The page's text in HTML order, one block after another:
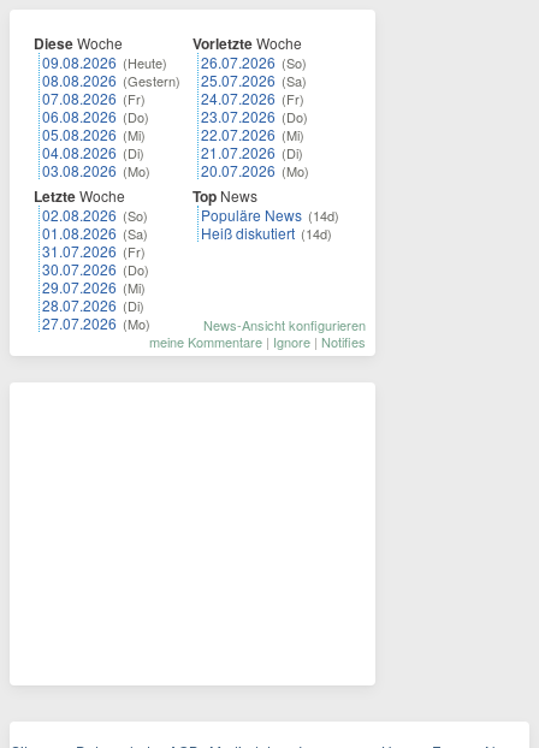
DieseWoche
09.08.2026 (Heute)
08.08.2026 (Gestern)
07.08.2026 (Fr)
06.08.2026 (Do)
05.08.2026 (Mi)
04.08.2026 (Di)
03.08.2026 (Mo)
LetzteWoche
02.08.2026 (So)
01.08.2026 (Sa)
31.07.2026 (Fr)
30.07.2026 (Do)
29.07.2026 (Mi)
28.07.2026 (Di)
27.07.2026 (Mo)
VorletzteWoche
26.07.2026 (So)
25.07.2026 (Sa)
24.07.2026 (Fr)
23.07.2026 (Do)
22.07.2026 (Mi)
21.07.2026 (Di)
20.07.2026 (Mo)
Top News
Populäre News (14d)
Heiß diskutiert (14d)
News-Ansicht konfigurieren
meine Kommentare | Ignore | Notifies